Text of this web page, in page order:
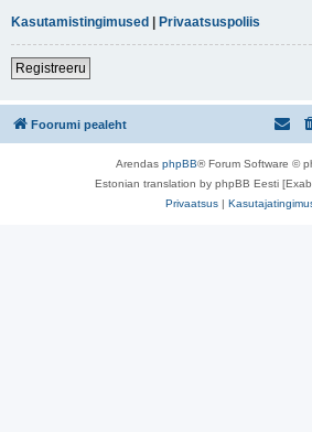
Kasutamistingimused | Privaatsuspoliis
Registreeru
Foorumi pealeht
Arendas phpBB® Forum Software ©
Estonian translation by phpBB Eesti
Privaatsus |